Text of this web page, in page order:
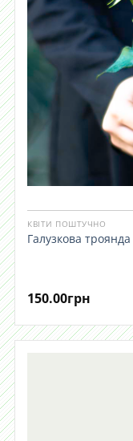
КВІТИ ПОШТУЧНО
Галузкова
150.00грн